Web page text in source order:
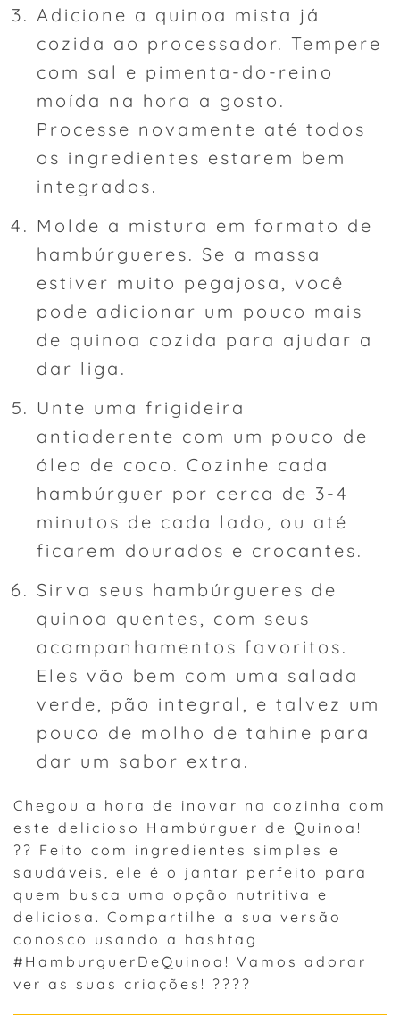
Adicione a quinoa mista já
cozida ao processador. Tempere
com sal e pimenta-do-reino
moída na hora a gosto.
Processe novamente até todos
os ingredientes estarem bem
integrados.
Molde a mistura em formato de
hambúrgueres. Se a massa
estiver muito pegajosa, você
pode adicionar um pouco mais
de quinoa cozida para ajudar a
dar liga.
Unte uma frigideira
antiaderente com um pouco de
óleo de coco. Cozinhe cada
hambúrguer por cerca de 3-4
minutos de cada lado, ou até
ficarem dourados e crocantes.
Sirva seus hambúrgueres de
quinoa quentes, com seus
acompanhamentos favoritos.
Eles vão bem com uma salada
verde, pão integral, e talvez um
pouco de molho de tahine para
dar um sabor extra.
Chegou a hora de inovar na cozinha com
este delicioso Hambúrguer de Quinoa!
?? Feito com ingredientes simples e
saudáveis, ele é o jantar perfeito para
quem busca uma opção nutritiva e
deliciosa. Compartilhe a sua versão
conosco usando a hashtag
#HamburguerDeQuinoa! Vamos adorar
ver as suas criações! ????